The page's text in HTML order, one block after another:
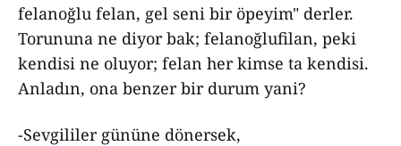
felanoğlu felan, gel seni bir öpeyim" derler.
Torununa ne diyor bak; felanoğlufilan, peki
kendisi ne oluyor; felan her kimse ta kendisi.
Anladın, ona benzer bir durum yani?
-Sevgililer gününe dönersek,